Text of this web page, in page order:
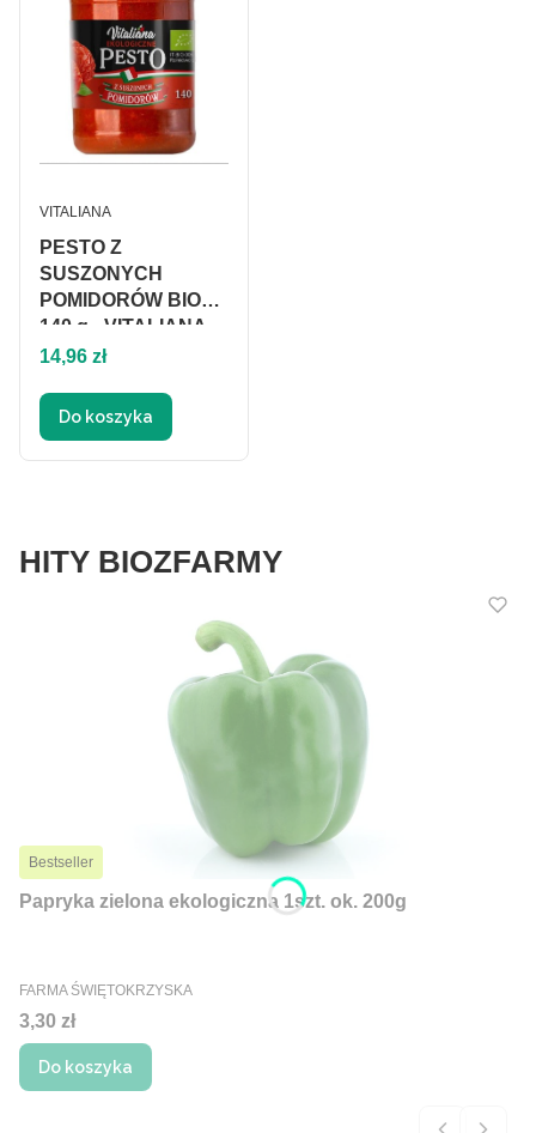
PESTO Z
SUSZONYCH
POMIDORÓW BIO
140 g - VITALIANA
PRODUCENT
VITALIANA
Cena
14,96 zł
Do koszyka
HITY BIOZFARMY
Bestseller
Papryka zielona ekologiczna 1szt. ok. 200g
PRODUCENT
FARMA ŚWIĘTOKRZYSKA
Cena
3,30 zł
Do koszyka